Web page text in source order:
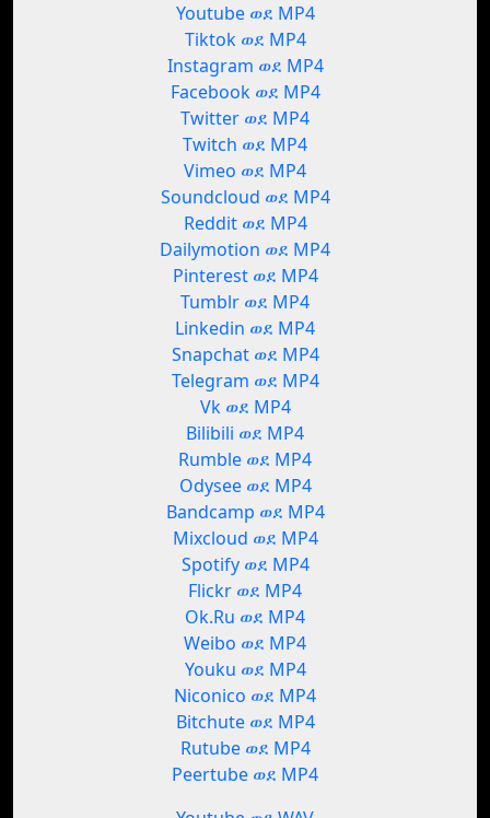
Youtube ወደ MP4
Tiktok ወደ MP4
Instagram ወደ MP4
Facebook ወደ MP4
Twitter ወደ MP4
Twitch ወደ MP4
Vimeo ወደ MP4
Soundcloud ወደ MP4
Reddit ወደ MP4
Dailymotion ወደ MP4
Pinterest ወደ MP4
Tumblr ወደ MP4
Linkedin ወደ MP4
Snapchat ወደ MP4
Telegram ወደ MP4
Vk ወደ MP4
Bilibili ወደ MP4
Rumble ወደ MP4
Odysee ወደ MP4
Bandcamp ወደ MP4
Mixcloud ወደ MP4
Spotify ወደ MP4
Flickr ወደ MP4
Ok.Ru ወደ MP4
Weibo ወደ MP4
Youku ወደ MP4
Niconico ወደ MP4
Bitchute ወደ MP4
Rutube ወደ MP4
Peertube ወደ MP4